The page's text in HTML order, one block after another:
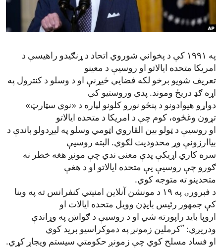
ENVIRONMENT AND HEALTH
IDEALS AND INSTITUTIONS
په ۱۹۹۱ کې د پخواني شوروي اتحاد د ړنګیدو راهیسې د
امریکا متحده ایالاتو او روسیې د معینو
تعریف شویو برخو لکه فضایي څیړنې او د وسلو د کنترول په
اړه ګډ دریځ وموند. پدې وروستیو کې
دواړو هیوادونو د پنځو نورو کلونو لپاره د «نوي سټارټ»
تړون وغځوه، کوم چې د امریکا د متحده ایالاتو
او روسیې د ټولو بین القاروي اټومي وسلو په لیږدولو باندې د
بیاارزونې وړ محدودیت لګوي. البته روسیې
سره کاري اړیکې پدې معنی ندي چې مونږ هغه خطر نه
ګورو چې روسیې یې متحده ایالاتو او د هغې
متحدینو ته متوجه کوي.
د فبرورۍ په ۱۹ د مونشن آنلاین امنیتي کنفرانس ته په وینا
کې جمهور رئیس بایډن وویل متحده ایالات او
اروپا باید راپورته شي او د روسیې د ګواښ په وړاندې
ودریږي: ”کرملین زمونږ په دموکراسیو برید کوي
او فساد مسلح کوي چې زمونږ حکومتي سیستم ویجاړ کړي.